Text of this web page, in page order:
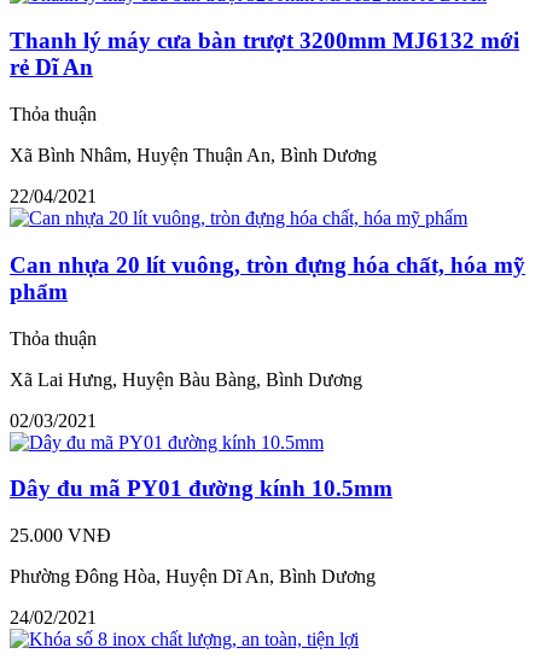
Thanh lý máy cưa bàn trượt 3200mm MJ6132 mới
rẻ Dĩ An
Thỏa thuận
Xã Bình Nhâm, Huyện Thuận An, Bình Dương
22/04/2021
Can nhựa 20 lít vuông, tròn đựng hóa chất, hóa mỹ
phẩm
Thỏa thuận
Xã Lai Hưng, Huyện Bàu Bàng, Bình Dương
02/03/2021
Dây đu mã PY01 đường kính 10.5mm
25.000 VNĐ
Phường Đông Hòa, Huyện Dĩ An, Bình Dương
24/02/2021